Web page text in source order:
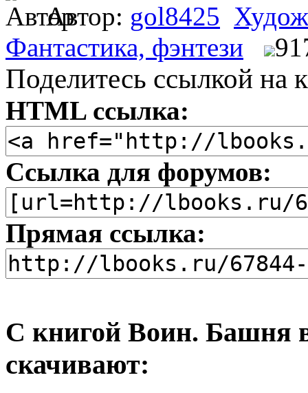
Автор: gol8425
Фантастика, фэнтези
Поделитесь ссылкой на
HTML ссылка:
Ссылка для форумов:
Прямая ссылка:
С книгой Воин. Башня
скачивают: